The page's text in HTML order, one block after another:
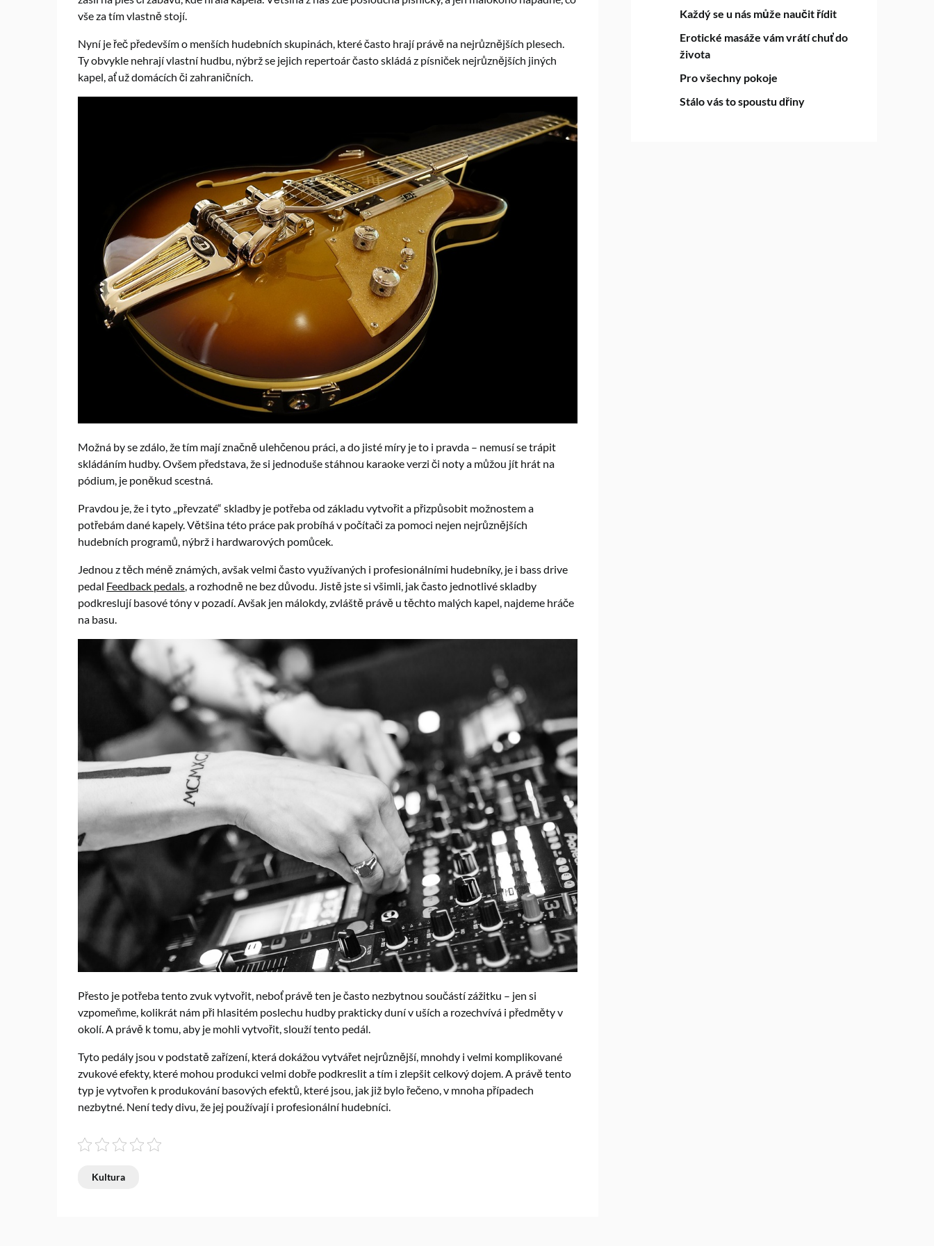
vše za tím vlastně stojí.
Nyní je řeč především o menších hudebních skupinách, které často hrají právě na nejrůznějších plesech.
Ty obvykle nehrají vlastní hudbu, nýbrž se jejich repertoár často skládá z písniček nejrůznějších jiných
kapel, ať už domácích či zahraničních.
Možná by se zdálo, že tím mají značně ulehčenou práci, a do jisté míry je to i pravda – nemusí se trápit
skládáním hudby. Ovšem představa, že si jednoduše stáhnou karaoke verzi či noty a můžou jít hrát na
pódium, je poněkud scestná.
Pravdou je, že i tyto „převzaté“ skladby je potřeba od základu vytvořit a přizpůsobit možnostem a
potřebám dané kapely. Většina této práce pak probíhá v počítači za pomoci nejen nejrůznějších
hudebních programů, nýbrž i hardwarových pomůcek.
Jednou z těch méně známých, avšak velmi často využívaných i profesionálními hudebníky, je i bass drive
pedal Feedback pedals, a rozhodně ne bez důvodu. Jistě jste si všimli, jak často jednotlivé skladby
podkreslují basové tóny v pozadí. Avšak jen málokdy, zvláště právě u těchto malých kapel, najdeme hráče
na basu.
Přesto je potřeba tento zvuk vytvořit, neboť právě ten je často nezbytnou součástí zážitku – jen si
vzpomeňme, kolikrát nám při hlasitém poslechu hudby prakticky duní v uších a rozechvívá i předměty v
okolí. A právě k tomu, aby je mohli vytvořit, slouží tento pedál.
Tyto pedály jsou v podstatě zařízení, která dokážou vytvářet nejrůznější, mnohdy i velmi komplikované
zvukové efekty, které mohou produkci velmi dobře podkreslit a tím i zlepšit celkový dojem. A právě tento
typ je vytvořen k produkování basových efektů, které jsou, jak již bylo řečeno, v mnoha případech
nezbytné. Není tedy divu, že jej používají i profesionální hudebníci.
Kultura
Každý se u nás může naučit řídit
Erotické masáže vám vrátí chuť do
života
Pro všechny pokoje
Stálo vás to spoustu dřiny